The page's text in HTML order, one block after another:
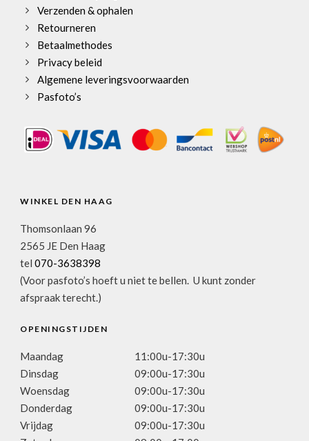
Verzenden & ophalen
Retourneren
Betaalmethodes
Privacy beleid
Algemene leveringsvoorwaarden
Pasfoto’s
WINKEL DEN HAAG
Thomsonlaan 96
2565 JE Den Haag
tel 070-3638398
(Voor pasfoto’s hoeft u niet te bellen. U kunt zonder
afspraak terecht.)
OPENINGSTIJDEN
Maandag
11:00u-17:30u
Dinsdag
09:00u-17:30u
Woensdag
09:00u-17:30u
Donderdag
09:00u-17:30u
Vrijdag
09:00u-17:30u